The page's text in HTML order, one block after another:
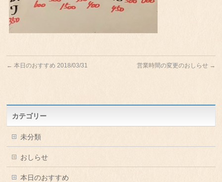
← 本日のおすすめ 2018/03/31 営業時間の変更のおしらせ →
カテゴリー
未分類
おしらせ
本日のおすすめ